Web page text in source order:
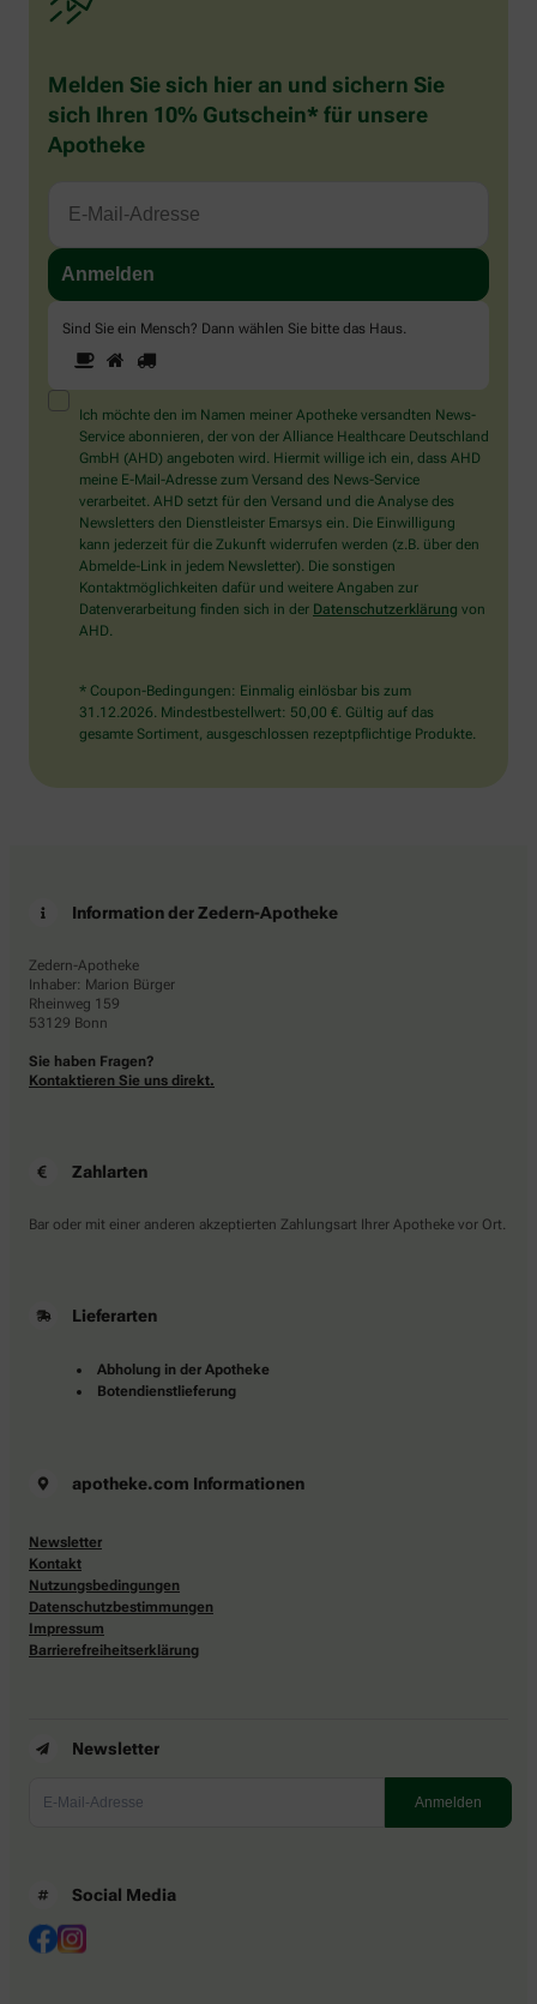
Melden Sie sich hier an und sichern Sie
sich Ihren 10% Gutschein* für unsere
Apotheke
Sind Sie ein Mensch? Dann wählen Sie bitte das Haus
Sie
ein
Mensch?
Dann
wählen
Sie
bitte
das
Haus.
1 2
Ich möchte den im Namen meiner Apotheke versandten News-
Service abonnieren, der von der Alliance Healthcare Deutschland
GmbH (AHD) angeboten wird. Hiermit willige ich ein, dass AHD
meine E-Mail-Adresse zum Versand des News-Service
verarbeitet. AHD setzt für den Versand und die Analyse des
Newsletters den Dienstleister Emarsys ein. Die Einwilligung
kann jederzeit für die Zukunft widerrufen werden (z.B. über den
Abmelde-Link in jedem Newsletter). Die sonstigen
Kontaktmöglichkeiten dafür und weitere Angaben zur
Datenverarbeitung finden sich in der Datenschutzerklärung von
AHD.
* Coupon-Bedingungen: Einmalig einlösbar bis zum
31.12.2026. Mindestbestellwert: 50,00 €. Gültig auf das
gesamte Sortiment, ausgeschlossen rezeptpflichtige Produkte.
Information der Zedern-Apotheke
Zedern-Apotheke
Inhaber: Marion Bürger
Rheinweg 159
53129 Bonn
Sie haben Fragen?
Kontaktieren Sie uns direkt.
Zahlarten
Bar oder mit einer anderen akzeptierten Zahlungsart Ihrer Apotheke vor Ort.
Lieferarten
Abholung in der Apotheke
Botendienstlieferung
apotheke.com Informationen
Newsletter
Kontakt
Nutzungsbedingungen
Datenschutzbestimmungen
Impressum
Barrierefreiheitserklärung
Newsletter
Social Media